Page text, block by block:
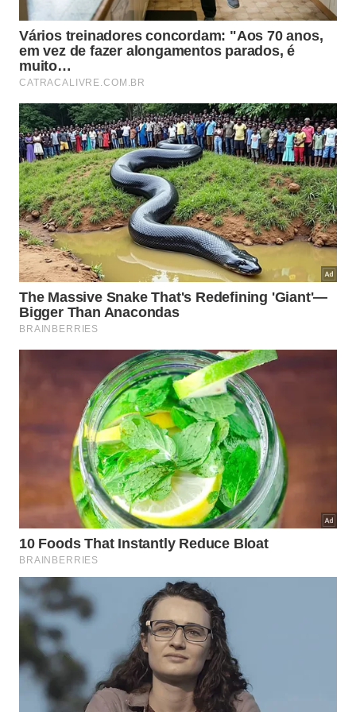
tufas calcárias e pequenas grutas, criando um belo
cenário de piscinas naturais.
#DicaCatraca:
distanciamento social e sair de casa somente se
necessário! Caso pertença ao grupo de risco ou
conviva com alguém que precise de maiores
cuidados, evite passeios presenciais. A situação é
séria! Vamos nos cuidar para sair desta pandemia o
mais rápido possível. Combinado?
Cachoeira do rio do Peixe
Considerado um dos lugares mais paradisíacos de
Bonito, o rio do Peixe conta com diversas
formações de quedas, com destaque para uma
cachoeira de 70 metros de altura e poço ideal para
banho.